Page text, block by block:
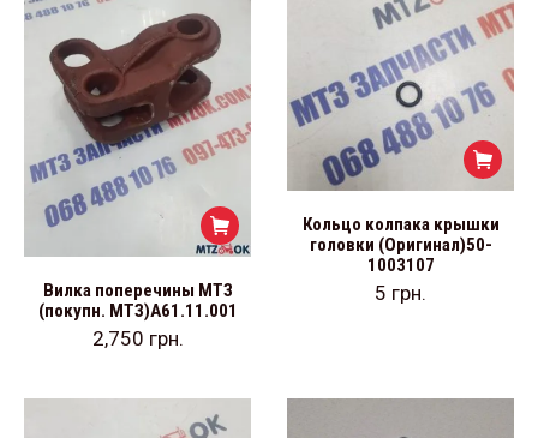
Вилка поперечины МТЗ
(покупн. МТЗ)А61.11.001
2,750 грн.
Кольцо колпака крышки
головки (Оригинал)50-
1003107
5 грн.